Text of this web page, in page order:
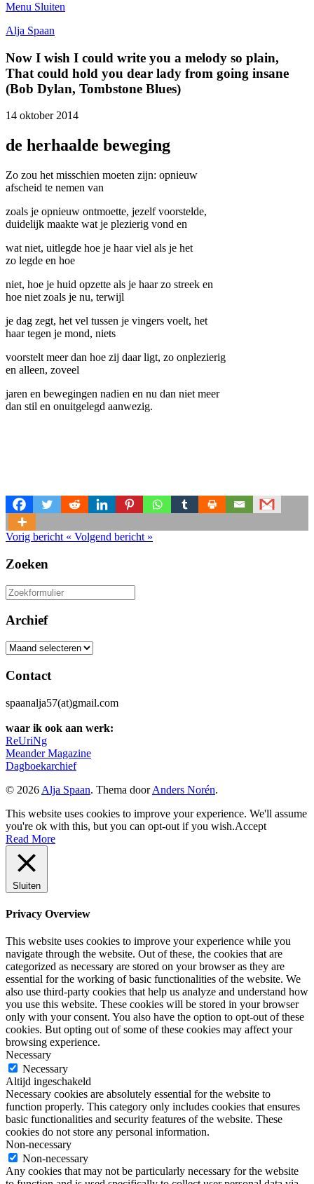
Menu Sluiten
Alja Spaan
Now I wish I could write you a melody so plain,
That could hold you dear lady from going insane
(Bob Dylan, Tombstone Blues)
14 oktober 2014
de herhaalde beweging
Zo zou het misschien moeten zijn: opnieuw
afscheid te nemen van
zoals je opnieuw ontmoette, jezelf voorstelde,
duidelijk maakte wat je plezierig vond en
wat niet, uitlegde hoe je haar viel als je het
zo legde en hoe
niet, hoe je huid opzette als je haar zo streek en
hoe niet zoals je nu, terwijl
je dag zegt, het vel tussen je vingers voelt, het
haar tegen je mond, niets
voorstelt meer dan hoe zij daar ligt, zo onplezierig
en alleen, zoveel
jaren en bewegingen nadien en nu dan niet meer
dan stil en onuitgelegd aanwezig.
Vorig bericht « Volgend bericht »
Zoeken
Zoeken
naar:
Archief
Archief
Contact
spaanalja57(at)gmail.com
waar ik ook aan werk:
ReUriNg
Meander Magazine
Dagboekarchief
© 2026 Alja Spaan. Thema doorAnders Norén.
This website uses cookies to improve your experience. We'll assume
you're ok with this, but you can opt-out if you wish.Accept
Read More
Sluiten
Privacy Overview
This website uses cookies to improve your experience while you
navigate through the website. Out of these, the cookies that are
categorized as necessary are stored on your browser as they are
essential for the working of basic functionalities of the website. We
also use third-party cookies that help us analyze and understand how
you use this website. These cookies will be stored in your browser
only with your consent. You also have the option to opt-out of these
cookies. But opting out of some of these cookies may affect your
browsing experience.
Necessary
Necessary
Altijd ingeschakeld
Necessary cookies are absolutely essential for the website to
function properly. This category only includes cookies that ensures
basic functionalities and security features of the website. These
cookies do not store any personal information.
Non-necessary
Non-necessary
Any cookies that may not be particularly necessary for the website